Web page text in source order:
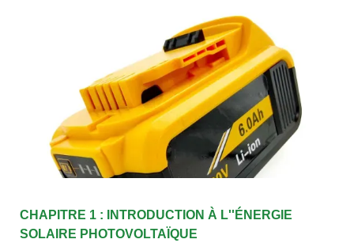
CHAPITRE 1 : INTRODUCTION À L''ÉNERGIE
SOLAIRE PHOTOVOLTAÏQUE